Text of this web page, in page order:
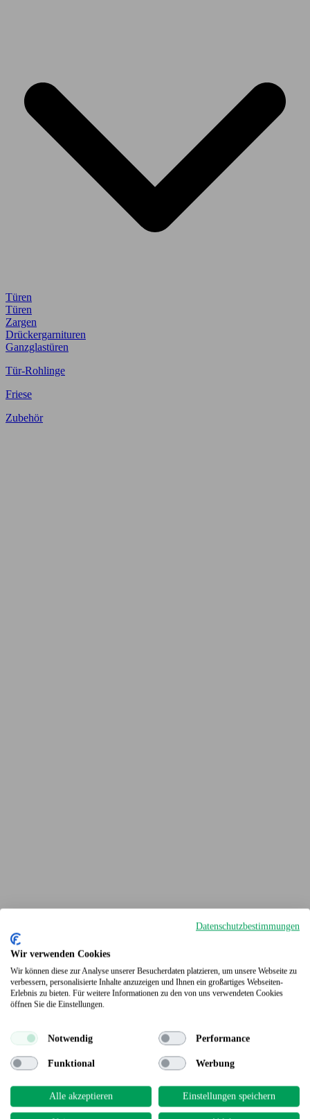
Türen
Türen
Zargen
Drückergarnituren
Ganzglastüren
Tür-Rohlinge
Friese
Zubehör
Terrassendielen
Datenschutzbestimmungen
Wir verwenden Cookies
Wir können diese zur Analyse unserer Besucherdaten platzieren, um unsere Webseite zu
verbessern, personalisierte Inhalte anzuzeigen und Ihnen ein großartiges Webseiten-
Erlebnis zu bieten. Für weitere Informationen zu den von uns verwendeten Cookies
öffnen Sie die Einstellungen.
Notwendig Performance
Funktional Werbung
Alle akzeptieren Einstellungen speichern